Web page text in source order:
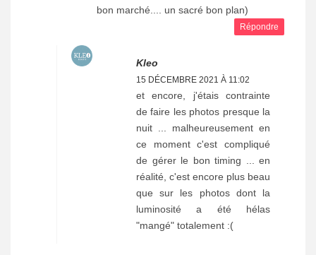
bon marché.... un sacré bon plan)
Répondre
Kleo
15 DÉCEMBRE 2021 À 11:02
et encore, j'étais contrainte
de faire les photos presque la
nuit ... malheureusement en
ce moment c'est compliqué
de gérer le bon timing ... en
réalité, c'est encore plus beau
que sur les photos dont la
luminosité a été hélas
"mangé" totalement :(